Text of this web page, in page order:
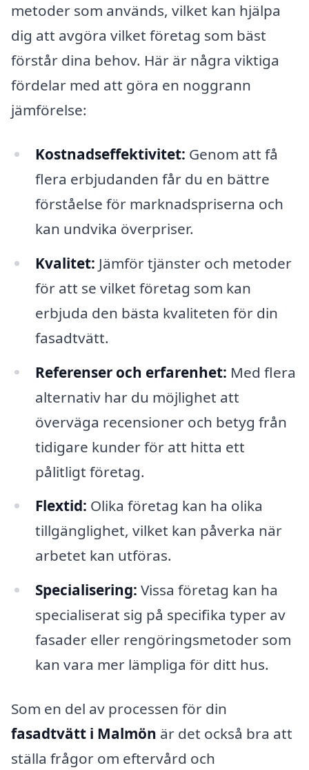
metoder som används, vilket kan hjälpa
dig att avgöra vilket företag som bäst
förstår dina behov. Här är några viktiga
fördelar med att göra en noggrann
jämförelse:
Kostnadseffektivitet: Genom att få
flera erbjudanden får du en bättre
förståelse för marknadspriserna och
kan undvika överpriser.
Kvalitet: Jämför tjänster och metoder
för att se vilket företag som kan
erbjuda den bästa kvaliteten för din
fasadtvätt.
Referenser och erfarenhet: Med flera
alternativ har du möjlighet att
överväga recensioner och betyg från
tidigare kunder för att hitta ett
pålitligt företag.
Flextid: Olika företag kan ha olika
tillgänglighet, vilket kan påverka när
arbetet kan utföras.
Specialisering: Vissa företag kan ha
specialiserat sig på specifika typer av
fasader eller rengöringsmetoder som
kan vara mer lämpliga för ditt hus.
Som en del av processen för din
fasadtvätt i Malmön är det också bra att
ställa frågor om eftervård och